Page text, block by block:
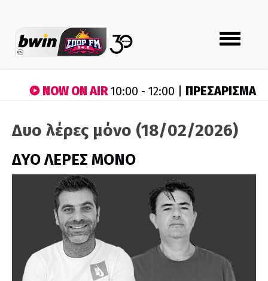
Toggle
navigation
NOW ON AIR10:00 - 12:00 | ΠΡΕΣΑΡΙΣΜΑ
Δυο λέρες μόνο (18/02/2026)
ΔΥΟ ΛΕΡΕΣ ΜΟΝΟ